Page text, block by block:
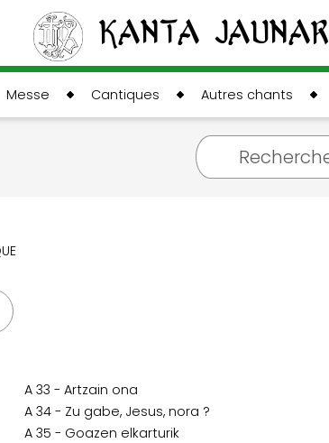
Kanta
Messe Cantiques Autres chants
A 33 - Artzain ona
A 34 - Zu gabe, Jesus, nora ?
A 35 - Goazen elkarturik